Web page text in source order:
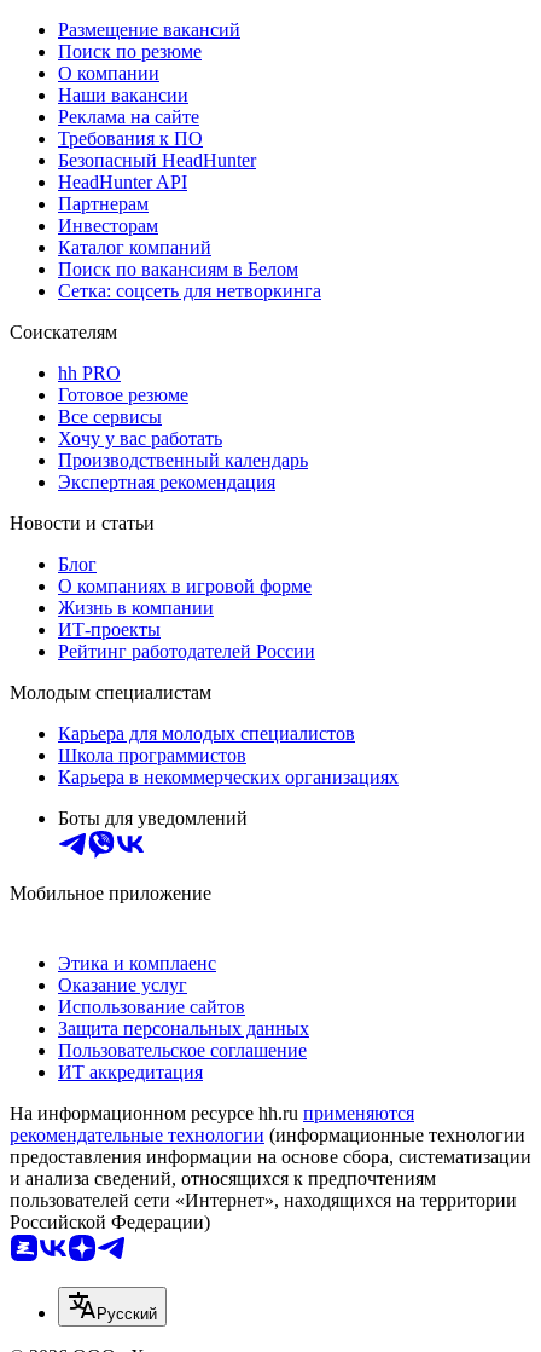
Размещение вакансий
Поиск по резюме
О компании
Наши вакансии
Реклама на сайте
Требования к ПО
Безопасный HeadHunter
HeadHunter API
Партнерам
Инвесторам
Каталог компаний
Поиск по вакансиям в Белом
Сетка: соцсеть для нетворкинга
Соискателям
hh PRO
Готовое резюме
Все сервисы
Хочу у вас работать
Производственный календарь
Экспертная рекомендация
Новости и статьи
Блог
О компаниях в игровой форме
Жизнь в компании
ИТ-проекты
Рейтинг работодателей России
Молодым специалистам
Карьера для молодых специалистов
Школа программистов
Карьера в некоммерческих организациях
Боты для уведомлений
Мобильное приложение
Этика и комплаенс
Оказание услуг
Использование сайтов
Защита персональных данных
Пользовательское соглашение
ИТ аккредитация
На информационном ресурсе hh.ru применяются
рекомендательные технологии (информационные технологии
предоставления информации на основе сбора, систематизации
и анализа сведений, относящихся к предпочтениям
пользователей сети «Интернет», находящихся на территории
Российской Федерации)
Русский